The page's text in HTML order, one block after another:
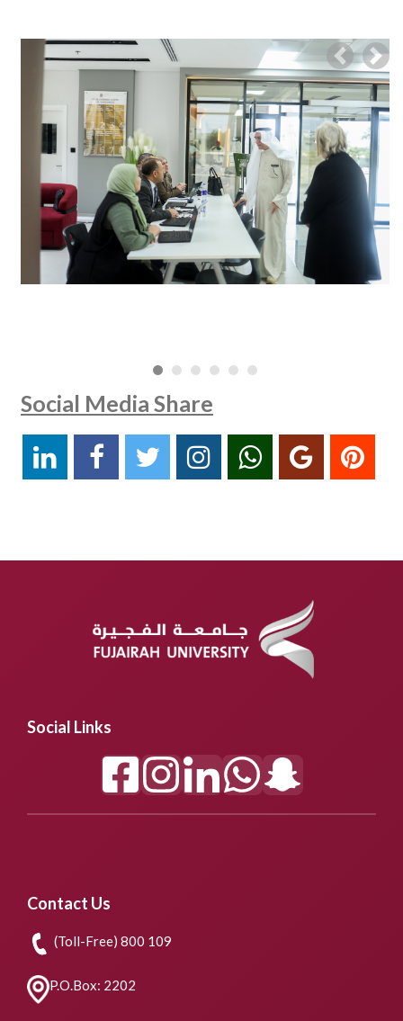
Previous
Social Media Share
Social Links
Contact Us
(Toll-Free) 800 109
P.O.Box: 2202